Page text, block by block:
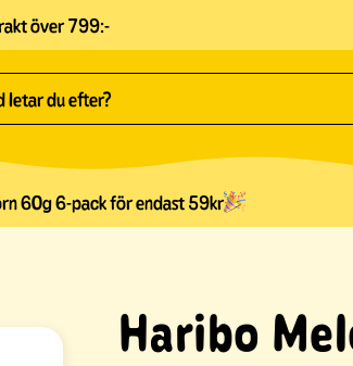
över 799:-
60g 6-pack för endast 59kr
Haribo